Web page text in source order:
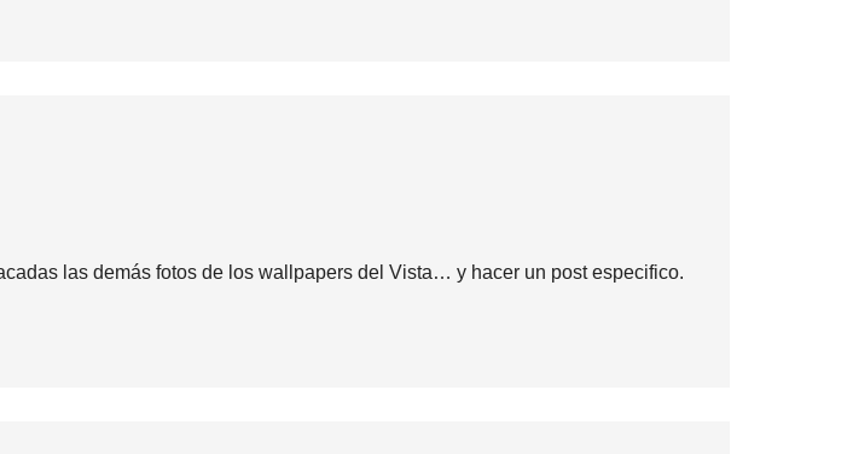
las demás fotos de los wallpapers del Vista… y hacer un post especifico.